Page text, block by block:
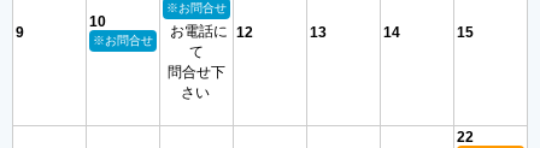
9
10
※お問合せ
※お問合せ
お電話に
て
問合せ下
さい
12 13 14 15
22